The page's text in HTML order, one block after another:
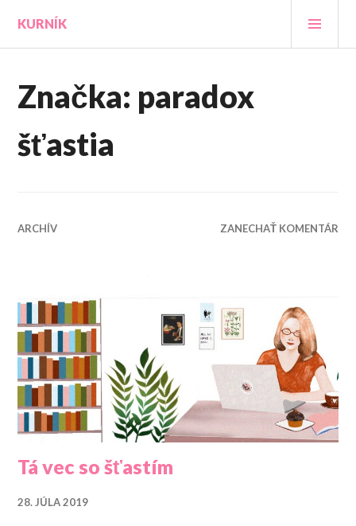
obsah
KURNÍK
Značka: paradox
šťastia
ARCHÍV ZANECHAŤ KOMENTÁR
Tá vec so šťastím
28. JÚLA 2019